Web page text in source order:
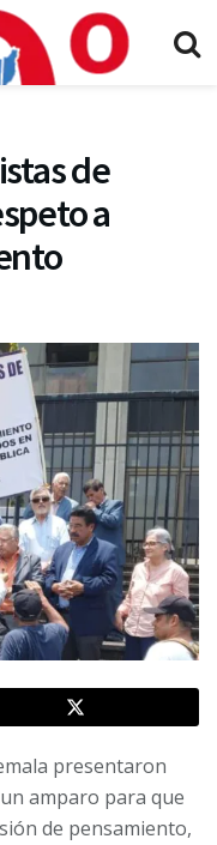
de
a
presentaron
amparo para que
de pensamiento,